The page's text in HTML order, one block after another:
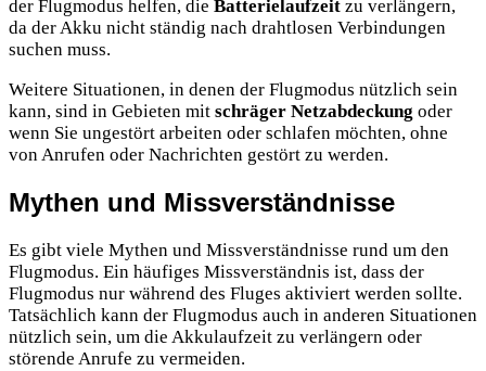
der Flugmodus helfen, die Batterielaufzeit zu verlängern,
da der Akku nicht ständig nach drahtlosen Verbindungen
suchen muss.
Weitere Situationen, in denen der Flugmodus nützlich sein
kann, sind in Gebieten mit schräger Netzabdeckung oder
wenn Sie ungestört arbeiten oder schlafen möchten, ohne
von Anrufen oder Nachrichten gestört zu werden.
Mythen und Missverständnisse
Es gibt viele Mythen und Missverständnisse rund um den
Flugmodus. Ein häufiges Missverständnis ist, dass der
Flugmodus nur während des Fluges aktiviert werden sollte.
Tatsächlich kann der Flugmodus auch in anderen Situationen
nützlich sein, um die Akkulaufzeit zu verlängern oder
störende Anrufe zu vermeiden.